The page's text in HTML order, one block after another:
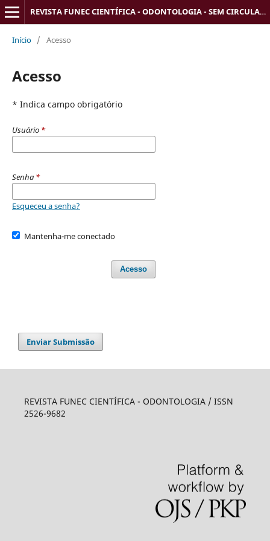
REVISTA FUNEC CIENTÍFICA - ODONTOLOGIA - SEM CIRCULAÇÃO
Início / Acesso
Acesso
* Indica campo obrigatório
Usuário *
Senha *
Esqueceu a senha?
Mantenha-me conectado
Acesso
Enviar Submissão
REVISTA FUNEC CIENTÍFICA - ODONTOLOGIA / ISSN
2526-9682